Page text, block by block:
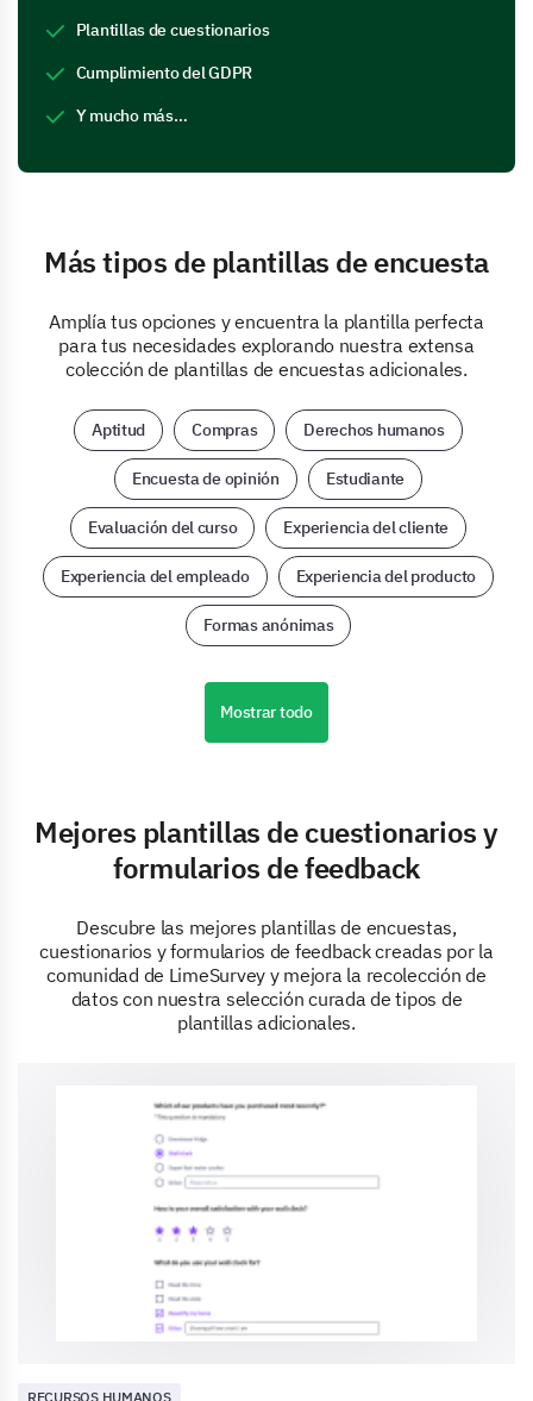
Plantillas de cuestionarios
Cumplimiento del GDPR
Y mucho más…
Más tipos de plantillas de encuesta
Amplía tus opciones y encuentra la plantilla perfecta
para tus necesidades explorando nuestra extensa
colección de plantillas de encuestas adicionales.
Aptitud Compras Derechos humanos
Encuesta de opinión Estudiante
Evaluación del curso Experiencia del cliente
Experiencia del empleado Experiencia del producto
Formas anónimas
Mostrar todo
Mejores plantillas de cuestionarios y
formularios de feedback
Descubre las mejores plantillas de encuestas,
cuestionarios y formularios de feedback creadas por la
comunidad de LimeSurvey y mejora la recolección de
datos con nuestra selección curada de tipos de
plantillas adicionales.
RECURSOS HUMANOS